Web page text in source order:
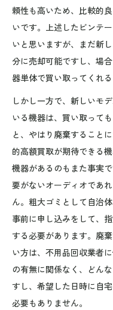
頼性も高いため、比較的
いです。上述したビンテ
いと思いますが、まだ新
分に売却可能ですし、場
器単体で買い取ってくれる
しかし一方で、新しいモ
いる機器は、買い取って
と、やはり廃棄すること
的高額買取が期待できる
機器があるのもまた事実
要がないオーディオであ
ん。粗大ゴミとして自治
事前に申し込みをして、
する必要があります。廃
い方は、不用品回収業者
の有無に関係なく、どん
すし、希望した日時に自
必要もありません。